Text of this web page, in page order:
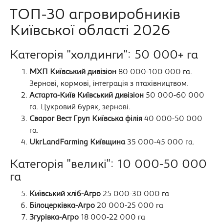
ТОП-30 агровиробників
Київської області 2026
Категорія "холдинги": 50 000+ га
МХП Київський дивізіон 80 000-100 000 га.
Зернові, кормові, інтеграція з птахівництвом.
Астарта-Київ Київський дивізіон 50 000-60 000
га. Цукровий буряк, зернові.
Сварог Вест Груп Київська філія 40 000-50 000
га.
UkrLandFarming Київщина35 000-45 000 га.
Категорія "великі": 10 000-50 000
га
Київський хліб-Агро 25 000-30 000 га
Білоцерківка-Агро 20 000-25 000 га
Згурівка-Агро 18 000-22 000 га